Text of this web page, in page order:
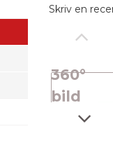
Skriv en
360°
bild